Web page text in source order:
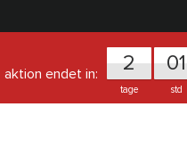
aktion endet in: 2
tage
01
std